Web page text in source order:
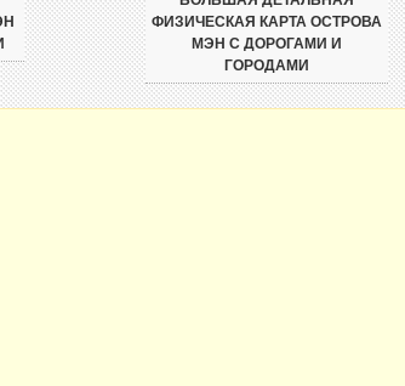
ФИЗИЧЕСКАЯ КАРТА ОСТРОВА
МЭН С ДОРОГАМИ И
ГОРОДАМИ